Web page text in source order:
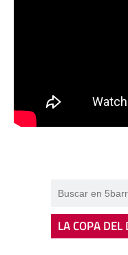
LA COPA DEL